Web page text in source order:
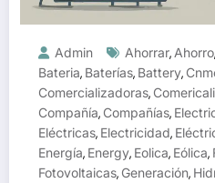
Admin Ahorrar, Ahorro,
Bateria, Baterías, Battery,
Comercializadoras,
Compañía, Compañías,
Eléctricas, Electricidad,
Energía, Energy, Eolica, Eólica,
Fotovoltaicas, Generación,